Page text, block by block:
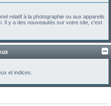
relatif à la photographie ou aux appareils
Il y a des nouveautés sur votre site, c'est
et indices.